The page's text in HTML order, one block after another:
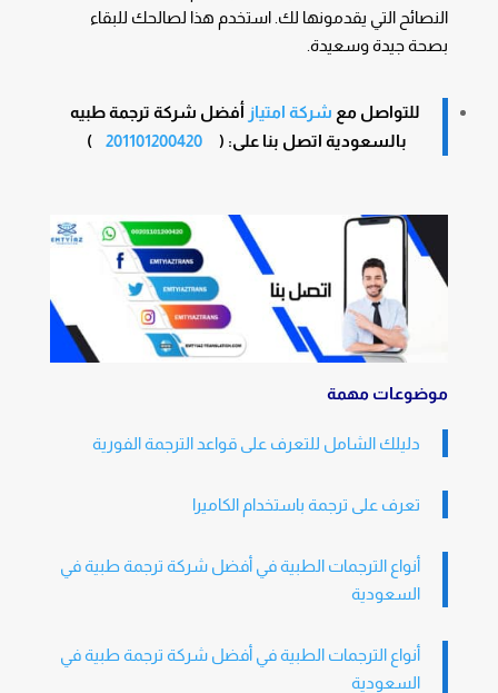
النصائح التي يقدمونها لك. استخدم هذا لصالحك للبقاء
بصحة جيدة وسعيدة.
للتواصل مع شركة امتياز أفضل شركة ترجمة طبيه
بالسعودية اتصل بنا على: ( 201101200420
)
موضوعات مهمة
دليلك الشامل للتعرف على قواعد الترجمة الفورية
تعرف على ترجمة باستخدام الكاميرا
أنواع الترجمات الطبية في أفضل شركة ترجمة طبية في
السعودية
أنواع الترجمات الطبية في أفضل شركة ترجمة طبية في
السعودية